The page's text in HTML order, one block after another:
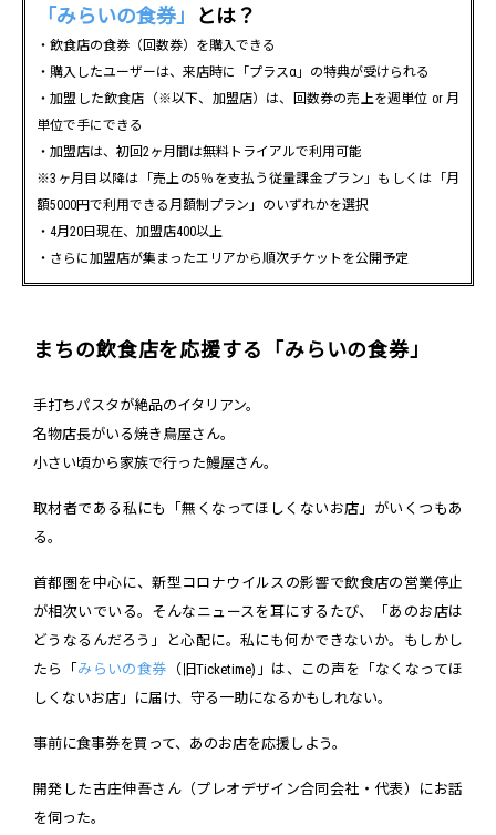
「みらいの食券」 とは？
・飲食店の食券（回数券）を購入できる
・購入したユーザーは、来店時に「プラスα」の特典が受けられる
・加盟した飲食店（※以下、加盟店）は、回数券の売上を週単位 or 月
単位で手にできる
・加盟店は、初回2ヶ月間は無料トライアルで利用可能
※3ヶ月目以降は「売上の5％を支払う従量課金プラン」もしくは「月
額5000円で利用できる月額制プラン」のいずれかを選択
・4月20日現在、加盟店400以上
・さらに加盟店が集まったエリアから順次チケットを公開予定
まちの飲食店を応援する「みらいの食券」
手打ちパスタが絶品のイタリアン。
名物店長がいる焼き鳥屋さん。
小さい頃から家族で行った鰻屋さん。
取材者である私にも「無くなってほしくないお店」がいくつもあ
る。
首都圏を中心に、新型コロナウイルスの影響で飲食店の営業停止
が相次いでいる。そんなニュースを耳にするたび、「あのお店は
どうなるんだろう」と心配に。私にも何かできないか。もしかし
たら「 みらいの食券 （旧Ticketime)」は、この声を「なくなってほ
しくないお店」に届け、守る一助になるかもしれない。
事前に食事券を買って、あのお店を応援しよう。
開発した古庄伸吾さん（プレオデザイン合同会社・代表）にお話
を伺った。